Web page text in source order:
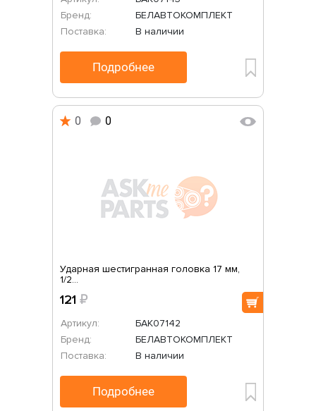
Бренд:
БЕЛАВТОКОМПЛЕКТ
Поставка:
В наличии
Подробнее
0 0
Ударная шестигранная головка 17 мм,
1/2...
121 ₽
Артикул:
БАК07142
Бренд:
БЕЛАВТОКОМПЛЕКТ
Поставка:
В наличии
Подробнее